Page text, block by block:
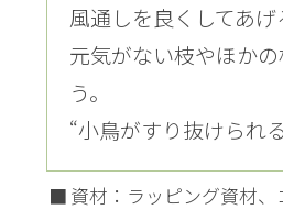
風通しを良くしてあげ
元気がない枝やほか
う。
“小鳥がすり抜けられ
資材：ラッピング資材